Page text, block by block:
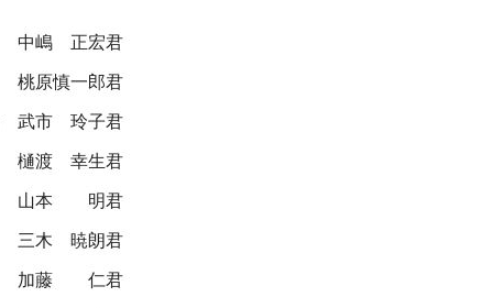
中嶋 正宏君
桃原慎一郎君
武市 玲子君
樋渡 幸生君
山本 明君
三木 暁朗君
加藤 仁君